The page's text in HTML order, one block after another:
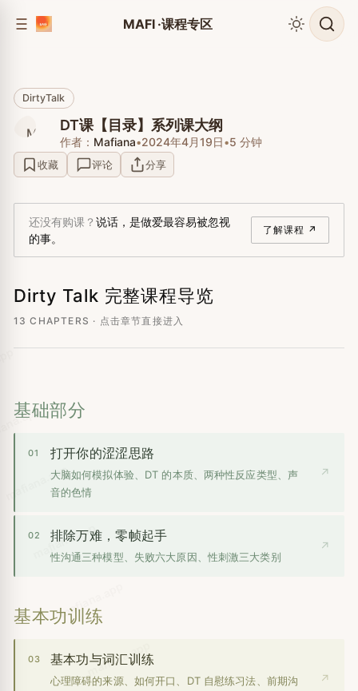
MAFI ·课程专区
DirtyTalk
DT课【目录】系列课大纲
作者： Mafiana•2024年4月19日•5 分钟
收藏 评论 分享
还没有购课？ 说话，是做爱最容易被忽视
的事。
了解课程 ↗
Dirty Talk 完整课程导览
13 CHAPTERS · 点击章节直接进入
基础部分
01 打开你的涩涩思路
大脑如何模拟体验、DT 的本质、两种性反应类型、声
音的色情
↗
02 排除万难，零帧起手
性沟通三种模型、失败六大原因、性刺激三大类别
↗
基本功训练
03 基本功与词汇训练
心理障碍的来源、如何开口、DT 自慰练习法、前期沟
↗
mafiana.app
mafiana.app
mafiana.app
mafiana.app